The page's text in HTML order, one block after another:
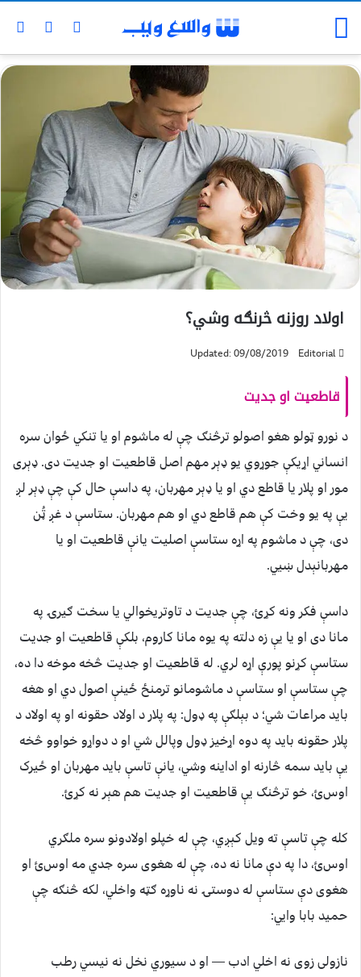
اولاد روزنه څرنګه وشي؟
Editorial
Updated: 09/08/2019
قاطعيت او جديت
د نورو ټولو هغو اصولو ترڅنګ چې له ماشوم او يا تنکي ځوان سره
انساني اړيکې جوړوي يو ډېر مهم اصل قاطعيت او جديت دی. ډېری
مور او پلار يا قاطع دي او یا ډېر مهربان، په داسې حال کې چې ډېر لږ
يې په يو وخت کې هم قاطع دي او هم مهربان. ستاسې د غږ ټُن
دی، چې د ماشوم په اړه ستاسې اصليت يانې قاطعيت او یا
مهربانېدل ښيي.
داسې فکر ونه کړﺉ، چې جديت د تاوتريخوالي يا سخت ګيرۍ په
مانا دی او يا یې زه دلته په يوه مانا کاروم، بلکې قاطعيت او جديت
ستاسې کړنو پورې اړه لري. له قاطعيت او جديت څخه موخه دا ده،
چې ستاسې او ستاسې د ماشومانو ترمنځ ځينې اصول دي او هغه
باید مراعات شي؛ د بېلګې په ډول: په پلار د اولاد حقونه او په اولاد د
پلار حقونه بايد په دوه اړخیز ډول وپالل شي او د دواړو خواوو څخه
يې بايد سمه څارنه او اداينه وشي، یانې تاسې بايد مهربان او ځيرک
اوسﺉ، خو ترڅنګ یې قاطعيت او جديت هم هېر نه کړﺉ.
کله چې تاسې ته ويل کېږي، چې له خپلو اولادونو سره ملګري
اوسﺉ، دا په دې مانا نه ده، چې له هغوی سره جدي مه اوسﺉ او
هغوی دې ستاسې له دوستۍ نه ناوړه ګټه واخلي، لکه څنګه چې
حميد بابا وايي:
نازولی زوی نه اخلي ادب — او د سيوري نخل نه نيسي رطب